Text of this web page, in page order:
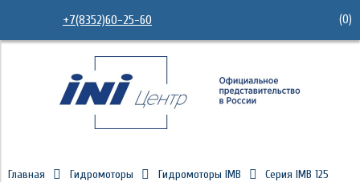
+7(8352)60-25-60 (0)
Главная Гидромоторы Гидромоторы IMB
Серия IMB 125